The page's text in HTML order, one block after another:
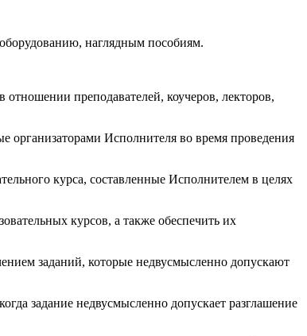
наглядным пособиям.
преподавателей, коучеров, лекторов,
организаторами Исполнителя во время проведения
курса, составленные Исполнителем в целях
курсов, а также обеспечить их
заданий, которые недвусмысленно допускают
задание недвусмысленно допускает разглашение